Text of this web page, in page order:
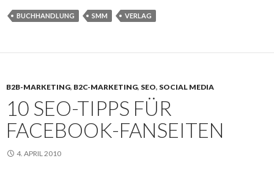
BUCHHANDLUNG SMM VERLAG
B2B-MARKETING, B2C-MARKETING, SEO, SOCIAL MEDIA
10 SEO-TIPPS FÜR
FACEBOOK-FANSEITEN
4. APRIL 2010